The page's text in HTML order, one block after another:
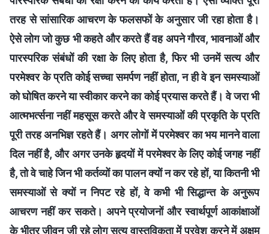
तरह से सांसारिक आचरण के फलसफों के अनुसार जी रहा होता है।
ऐसे लोग जो कुछ भी कहते और करते हैं वह अपने गौरव, भावनाओं और
पारस्परिक संबंधों की रक्षा के लिए होता है, फिर भी उनमें सत्य और
परमेश्वर के प्रति कोई सच्चा समर्पण नहीं होता, न ही वे इन समस्याओं
को घोषित करने या स्वीकार करने का कोई प्रयास करते हैं। वे जरा भी
आत्मभर्त्सना नहीं महसूस करते और वे समस्याओं की प्रकृति के प्रति
पूरी तरह अनभिज्ञ रहते हैं। अगर लोगों में परमेश्वर का भय मानने वाला
दिल नहीं है, और अगर उनके हृदयों में परमेश्वर के लिए कोई जगह नहीं
है, तो वे चाहे जिन भी कर्तव्‍यों का पालन क्‍यों न कर रहे हों, या कितनी भी
समस्‍याओं से क्‍यों न निपट रहे हों, वे कभी भी सिद्धान्‍त के अनुरूप
आचरण नहीं कर सकते। अपने प्रयोजनों और स्‍वार्थपूर्ण आकांक्षाओं
के भीतर जीवन जी रहे लोग सत्‍य वास्‍तविकता में प्रवेश करने में अक्षम